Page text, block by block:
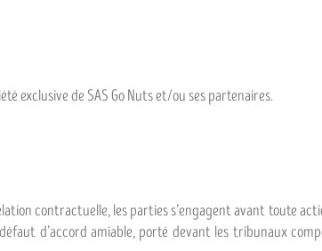
exclusive de SAS Go Nuts et/ou ses partenaires.
contractuelle, les parties s’engagent avant toute
d’accord amiable, porté devant les tribunaux